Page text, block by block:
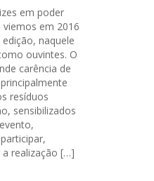
em poder
viemos em 2016
naquele
ouvintes. O
carência de
resíduos
sensibilizados
realização […]